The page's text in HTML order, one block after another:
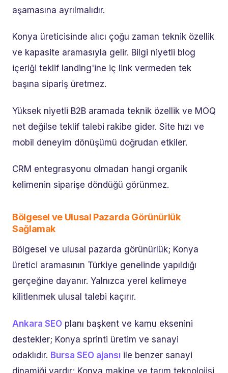
aşamasına ayrılmalıdır.
Konya üreticisinde alıcı çoğu zaman teknik özellik
ve kapasite aramasıyla gelir. Bilgi niyetli blog
içeriği teklif landing'ine iç link vermeden tek
başına sipariş üretmez.
Yüksek niyetli B2B aramada teknik özellik ve MOQ
net değilse teklif talebi rakibe gider. Site hızı ve
mobil deneyim dönüşümü doğrudan etkiler.
CRM entegrasyonu olmadan hangi organik
kelimenin siparişe döndüğü görünmez.
Bölgesel ve Ulusal Pazarda Görünürlük
Sağlamak
Bölgesel ve ulusal pazarda görünürlük; Konya
üretici aramasının Türkiye genelinde yapıldığı
gerçeğine dayanır. Yalnızca yerel kelimeye
kilitlenmek ulusal talebi kaçırır.
Ankara SEO planı başkent ve kamu eksenini
destekler; Konya sprinti üretim ve sanayi
odaklıdır. Bursa SEO ajansı ile benzer sanayi
dinamiği vardır; Konya makine ve tarım teknolojisi